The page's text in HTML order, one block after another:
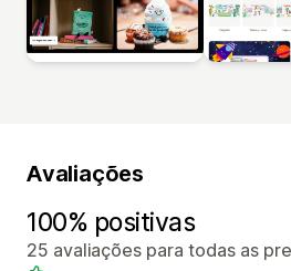
Avaliações
100% positivas
25 avaliações para todas as